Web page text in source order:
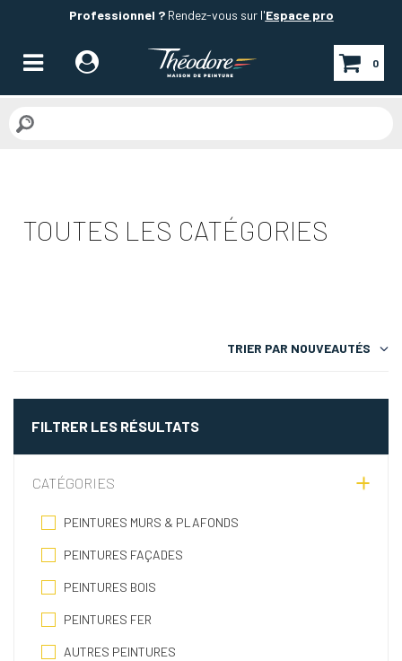
Professionnel ?Rendez-vous sur l'Espace pro
0
TOUTES LES CATÉGORIES
TRIER PAR NOUVEAUTÉS
FILTRER LES RÉSULTATS
CATÉGORIES
PEINTURES MURS & PLAFONDS
PEINTURES FAÇADES
PEINTURES BOIS
PEINTURES FER
AUTRES PEINTURES